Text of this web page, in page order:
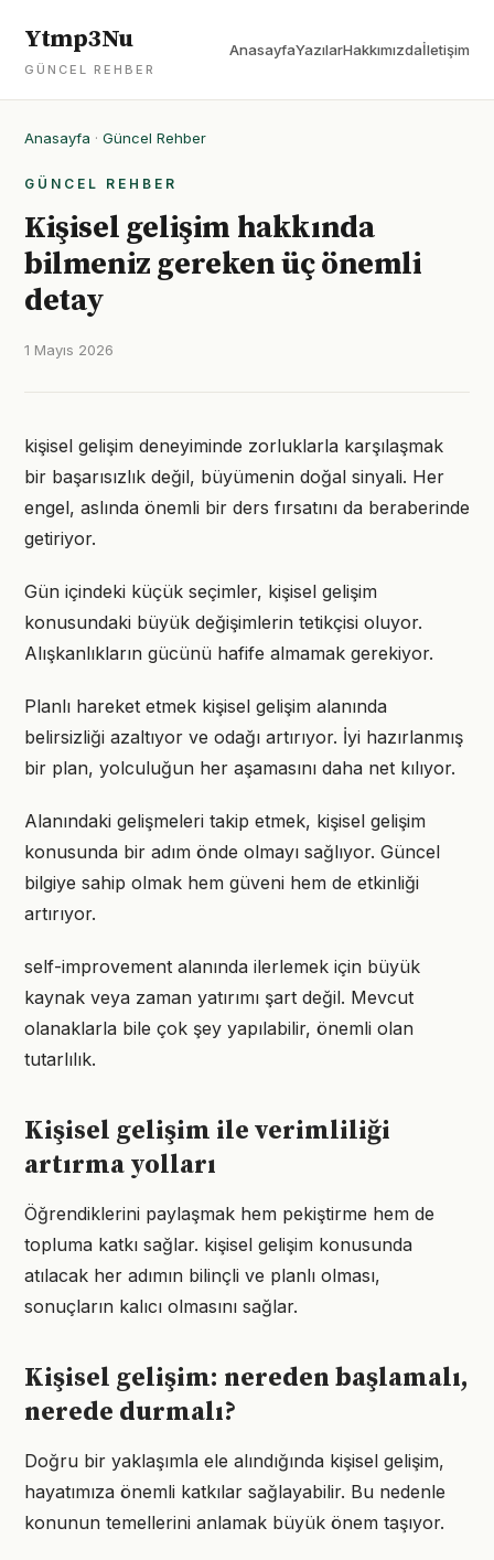
Ytmp3Nu
GÜNCEL REHBER
AnasayfaYazılarHakkımızdaİletişim
Anasayfa · Güncel Rehber
GÜNCEL REHBER
Kişisel gelişim hakkında
bilmeniz gereken üç önemli
detay
1 Mayıs 2026
kişisel gelişim deneyiminde zorluklarla karşılaşmak
bir başarısızlık değil, büyümenin doğal sinyali. Her
engel, aslında önemli bir ders fırsatını da beraberinde
getiriyor.
Gün içindeki küçük seçimler, kişisel gelişim
konusundaki büyük değişimlerin tetikçisi oluyor.
Alışkanlıkların gücünü hafife almamak gerekiyor.
Planlı hareket etmek kişisel gelişim alanında
belirsizliği azaltıyor ve odağı artırıyor. İyi hazırlanmış
bir plan, yolculuğun her aşamasını daha net kılıyor.
Alanındaki gelişmeleri takip etmek, kişisel gelişim
konusunda bir adım önde olmayı sağlıyor. Güncel
bilgiye sahip olmak hem güveni hem de etkinliği
artırıyor.
self-improvement alanında ilerlemek için büyük
kaynak veya zaman yatırımı şart değil. Mevcut
olanaklarla bile çok şey yapılabilir, önemli olan
tutarlılık.
Kişisel gelişim ile verimliliği
artırma yolları
Öğrendiklerini paylaşmak hem pekiştirme hem de
topluma katkı sağlar. kişisel gelişim konusunda
atılacak her adımın bilinçli ve planlı olması,
sonuçların kalıcı olmasını sağlar.
Kişisel gelişim: nereden başlamalı,
nerede durmalı?
Doğru bir yaklaşımla ele alındığında kişisel gelişim,
hayatımıza önemli katkılar sağlayabilir. Bu nedenle
konunun temellerini anlamak büyük önem taşıyor.